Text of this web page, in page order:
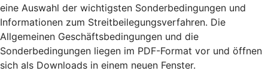
eine Auswahl der wichtigsten Sonderbedingungen und
Informationen zum Streitbeilegungsverfahren. Die
Allgemeinen Geschäftsbedingungen und die
Sonderbedingungen liegen im PDF-Format vor und öffnen
sich als Downloads in einem neuen Fenster.